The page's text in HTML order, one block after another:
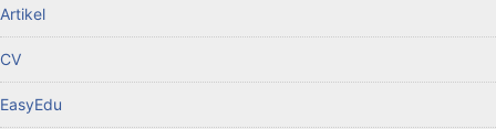
Artikel
CV
EasyEdu